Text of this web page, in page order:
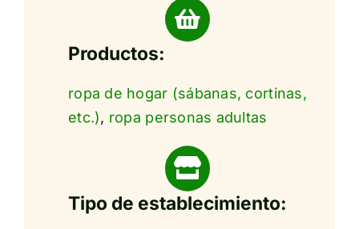
Productos:
ropa de hogar (sábanas, cortinas,
etc.), ropa personas adultas
Tipo de establecimiento: